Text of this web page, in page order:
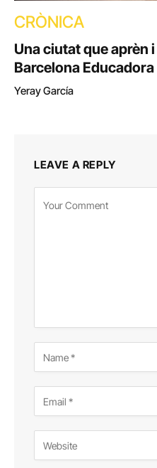
CRÒNICA
Una ciutat que aprèn
Barcelona Educadora
Yeray García
LEAVE A REPLY